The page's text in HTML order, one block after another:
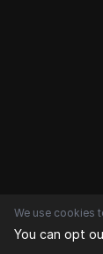
We use cookies
You can opt